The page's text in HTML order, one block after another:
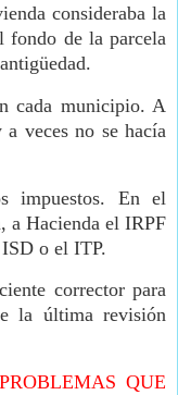
consideraba la
fondo de la parcela
cada municipio. A
veces no se hacía
impuestos. En el
a Hacienda el IRPF
o el ITP.
corrector para
la última revisión
QUE